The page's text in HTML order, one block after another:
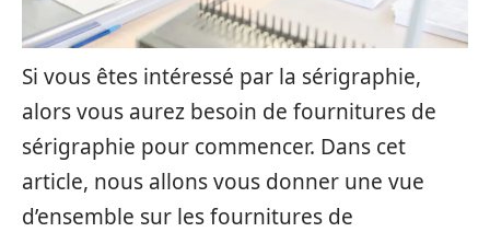
Si vous êtes intéressé par la sérigraphie,
alors vous aurez besoin de fournitures de
sérigraphie pour commencer. Dans cet
article, nous allons vous donner une vue
d’ensemble sur les fournitures de